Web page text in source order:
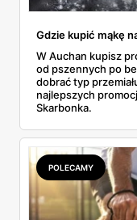
Gdzie kupić mąkę
W Auchan kupisz
od pszennych po
dobrać typ
najlepszych
Skarbonka.
POLECAMY